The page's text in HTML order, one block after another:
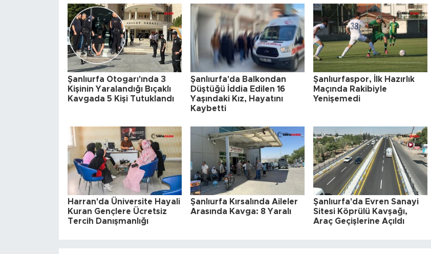
Şanlıurfa Otogarı'ında 3
Kişinin Yaralandığı Bıçaklı
Kavgada 5 Kişi Tutuklandı
Şanlıurfa'da Balkondan
Düştüğü İddia Edilen 16
Yaşındaki Kız, Hayatını
Kaybetti
Şanlıurfaspor, İlk Hazırlık
Maçında Rakibiyle
Yenişemedi
Harran'da Üniversite Hayali
Kuran Gençlere Ücretsiz
Tercih Danışmanlığı
Şanlıurfa Kırsalında Aileler
Arasında Kavga: 8 Yaralı
Şanlıurfa'da Evren Sanayi
Sitesi Köprülü Kavşağı,
Araç Geçişlerine Açıldı